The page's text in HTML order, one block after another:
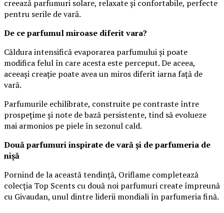
creează parfumuri solare, relaxate și confortabile, perfecte
pentru serile de vară.
De ce parfumul miroase diferit vara?
Căldura intensifică evaporarea parfumului și poate
modifica felul în care acesta este perceput. De aceea,
aceeași creație poate avea un miros diferit iarna față de
vară.
Parfumurile echilibrate, construite pe contraste între
prospețime și note de bază persistente, tind să evolueze
mai armonios pe piele în sezonul cald.
Două parfumuri inspirate de vară și de parfumeria de
nișă
Pornind de la această tendință, Oriflame completează
colecția Top Scents cu două noi parfumuri create împreună
cu Givaudan, unul dintre liderii mondiali în parfumeria fină.